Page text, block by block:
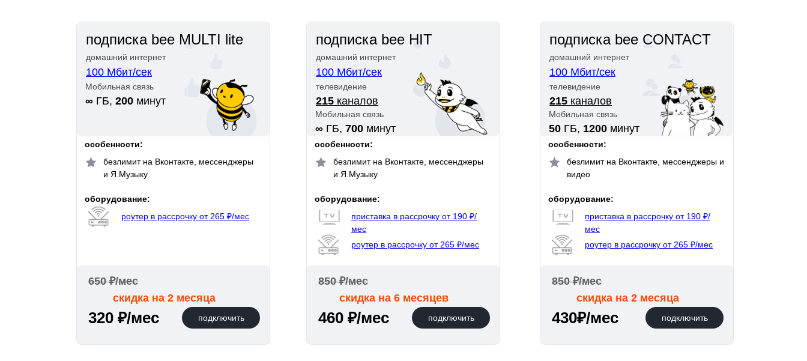
подписка bee CONTACT
домашний интернет
телевидение
Мобильная связь
100 Мбит/сек
215 каналов
подключить
50 ГБ, 1200 минут
430₽/мес
безлимит на Вконтакте, мессенджеры и
видео
приставка в рассрочку от 190 ₽/
мес
роутер в рассрочку от 265 ₽/мес
оборудование:
особенности:
850 ₽/мес
скидка на 2 месяца
подписка bee HIT
домашний интернет
телевидение
Мобильная связь
100 Мбит/сек
215 каналов
подключить
∞ ГБ, 700 минут
460 ₽/мес
безлимит на Вконтакте, мессенджеры
и Я.Музыку
приставка в рассрочку от 190 ₽/
мес
роутер в рассрочку от 265 ₽/мес
оборудование:
особенности:
850 ₽/мес
скидка на 6 месяцев
подписка bee MULTI lite
домашний интернет
Мобильная связь
100 Мбит/сек
подключить
∞ ГБ, 200 минут
320 ₽/мес
безлимит на Вконтакте, мессенджеры
и Я.Музыку
роутер в рассрочку от 265 ₽/мес
оборудование:
особенности:
650 ₽/мес
скидка на 2 месяца